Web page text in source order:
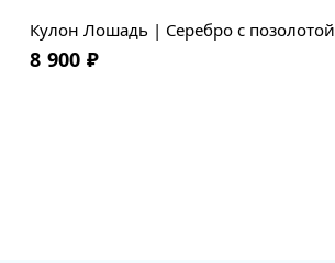
Кулон Лошадь | Серебро с позолотой
8 900 ₽